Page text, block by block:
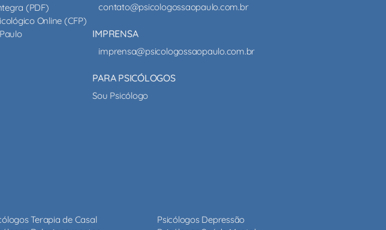
(PDF)
Online (CFP)
contato@psicologossaopaulo.com.br
IMPRENSA
imprensa@psicologossaopaulo.com.br
PARA PSICÓLOGOS
Sou Psicólogo
Terapia de Casal
Psicólogos Depressão